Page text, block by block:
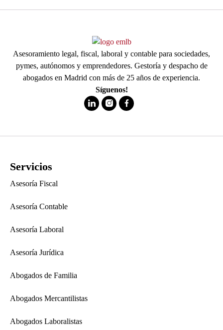
Asesoramiento legal, fiscal, laboral y contable para sociedades,
pymes, autónomos y emprendedores. Gestoría y despacho de
abogados en Madrid con más de 25 años de experiencia.
Síguenos!
Servicios
Asesoría Fiscal
Asesoría Contable
Asesoría Laboral
Asesoría Jurídica
Abogados de Familia
Abogados Mercantilistas
Abogados Laboralistas